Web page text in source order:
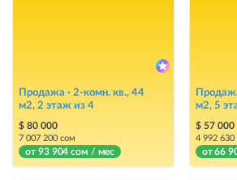
размещение объявления на Instagram аккаунте
Telegram канале + платное продвижение на
Выделить цветом
выделение объявления цветом среди других
Продажа · 2-комн. кв., 44
м2, 2 этаж из 4
$ 80 000
7 007 200 сом
от 93 904 сом / мес
м2, 5
$ 57 000
4 992 630
от 66